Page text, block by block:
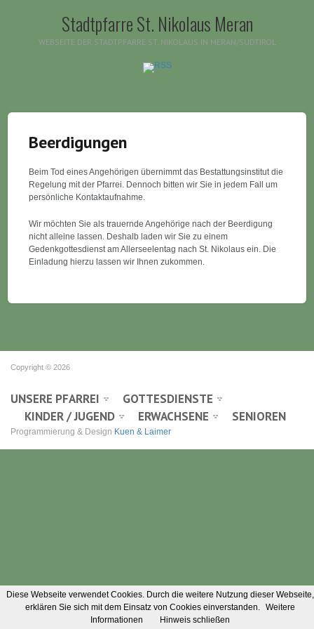
Stadtpfarre St. Nikolaus Meran
WEBSEITE DER STADTPFARRE ST. NIKOLAUS IN MERAN/SÜDTIROL
Beerdigungen
Beim Tod eines Angehörigen übernimmt das Bestattungsinstitut die
Regelung mit der Pfarrei. Dennoch bitten wir Sie in jedem Fall um
persönliche Kontaktaufnahme.
Wir möchten Sie als trauernde Angehörige nach der Beerdigung
nicht alleine lassen. Deshalb laden wir Sie zu einem
Gedenkgottesdienst am Allerseelentag nach St. Nikolaus ein. Die
Einladung hierzu lassen wir Ihnen zukommen.
Copyright © 2026
UNSERE PFARREI
GOTTESDIENSTE
KINDER / JUGEND
ERWACHSENE SENIOREN
Programmierung & Design Kuen & Laimer
Diese Webseite verwendet Cookies. Durch die weitere Nutzung dieser Webseite,
erklären Sie sich mit dem Einsatz von Cookies einverstanden.
Weitere
Informationen
Hinweis schließen